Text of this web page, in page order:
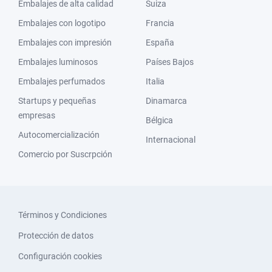
Embalajes de alta calidad
Embalajes con logotipo
Embalajes con impresión
Embalajes luminosos
Embalajes perfumados
Startups y pequeñas
empresas
Autocomercialización
Comercio por Suscrpción
Suiza
Francia
España
Países Bajos
Italia
Dinamarca
Bélgica
Internacional
Términos y Condiciones
Protección de datos
Configuración cookies